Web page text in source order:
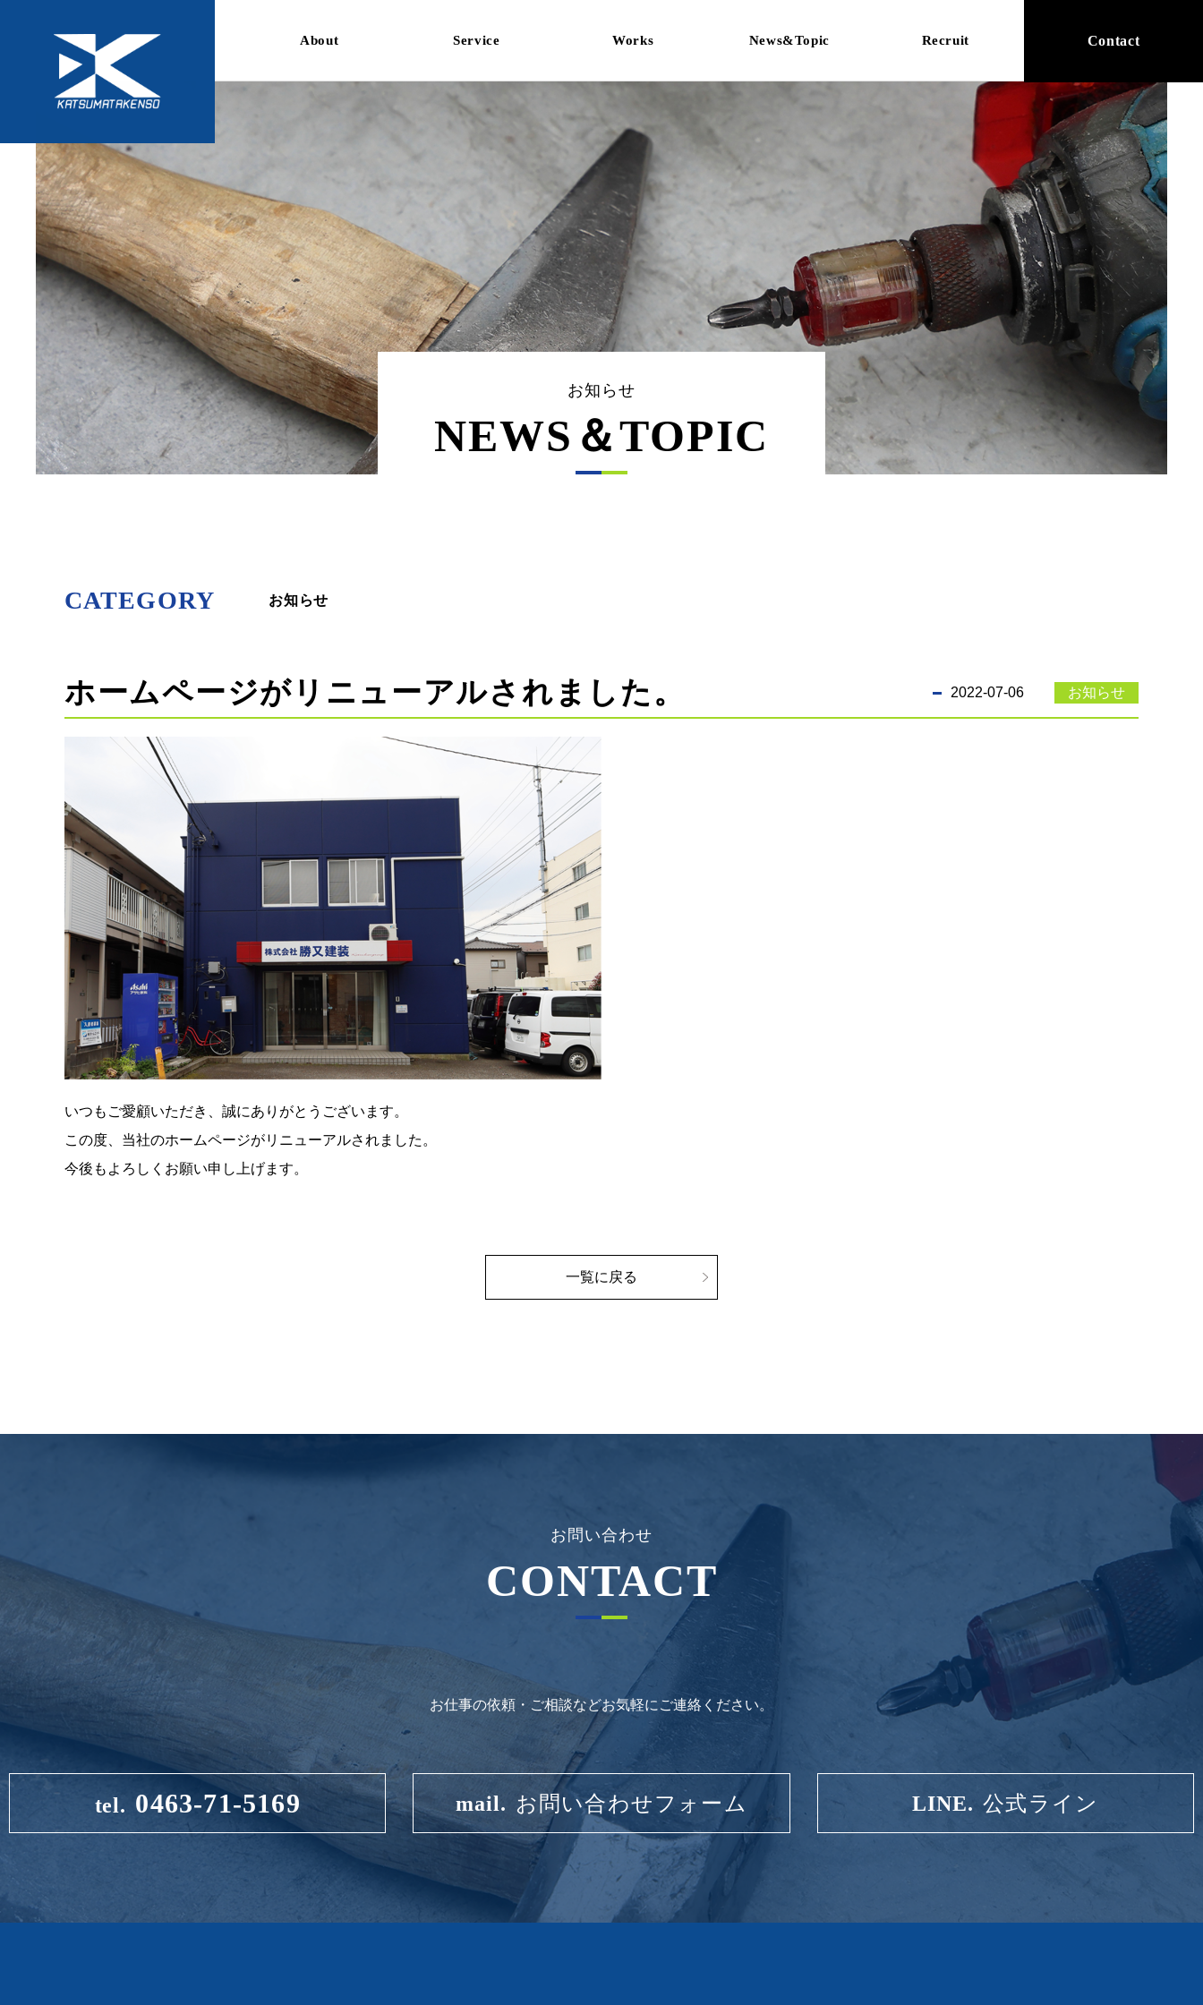
About
Service
リフォーム
Works
News&Topic Recruit Contact
お知らせ
NEWS＆TOPIC
CATEGORY お知らせ
ホームページがリニューアルされました。 2022-07-06 お知らせ
いつもご愛顧いただき、誠にありがとうございます。
この度、当社のホームページがリニューアルされました。
今後もよろしくお願い申し上げます。
一覧に戻る
お問い合わせ
CONTACT
お仕事の依頼・ご相談などお気軽にご連絡ください。
tel. 0463-71-5169 mail. お問い合わせフォーム LINE. 公式ライン